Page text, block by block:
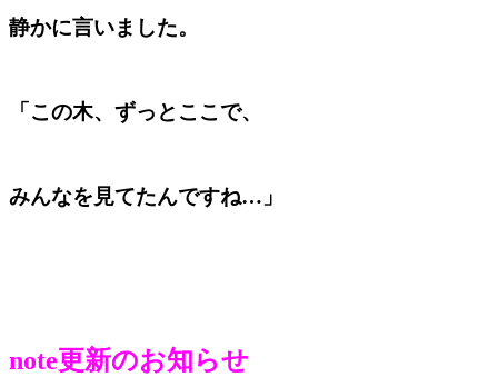
静かに言いました。
「この木、ずっとここで、
みんなを見てたんですね…」
note更新のお知らせ